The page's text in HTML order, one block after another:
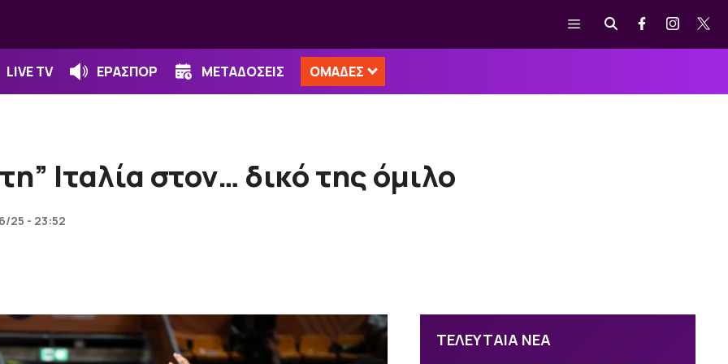
Μενού
LIVE TV ΕΡΑΣΠΟΡ ΜΕΤΑΔΟΣΕΙΣ ΟΜΑΔΕΣ
Ιταλία στον… δικό της όμιλο
25 - 23:52
ΤΕΛΕΥΤΑΙΑ ΝΕΑ